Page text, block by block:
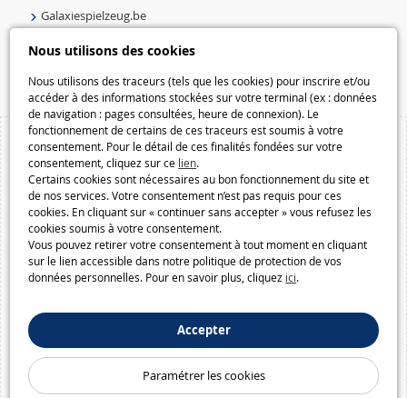
Nous utilisons des cookies
Nous utilisons des traceurs (tels que les cookies) pour inscrire et/ou
accéder à des informations stockées sur votre terminal (ex : données
de navigation : pages consultées, heure de connexion). Le
fonctionnement de certains de ces traceurs est soumis à votre
consentement. Pour le détail de ces finalités fondées sur votre
consentement, cliquez sur ce lien.
Certains cookies sont nécessaires au bon fonctionnement du site et
de nos services. Votre consentement n’est pas requis pour ces
cookies. En cliquant sur « continuer sans accepter » vous refusez les
cookies soumis à votre consentement.
Vous pouvez retirer votre consentement à tout moment en cliquant
sur le lien accessible dans notre politique de protection de vos
données personnelles. Pour en savoir plus, cliquez ici.
Accepter
Paramétrer les cookies
Galaxiespielzeug.be